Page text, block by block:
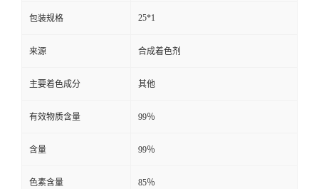
包装规格 25*1
来源 合成着色剂
主要着色成分 其他
有效物质含量 99％
含量 99％
色素含量 85％